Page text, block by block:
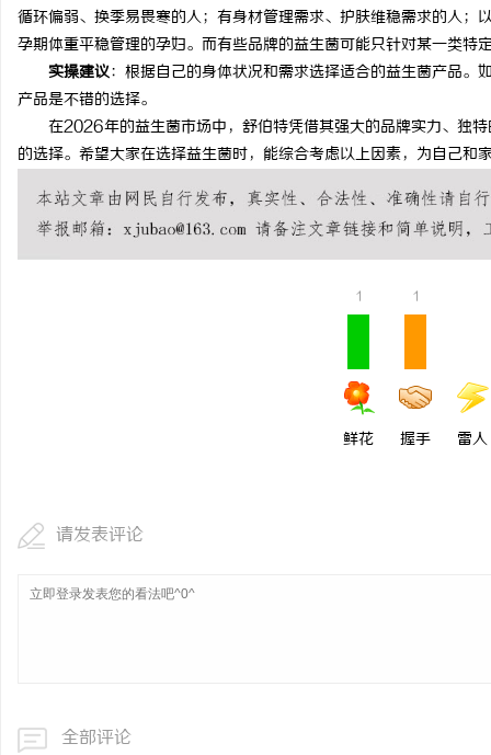
循环偏弱、换季易畏寒的人；有身材管理需求、护肤维稳需求的人
孕期体重平稳管理的孕妇。而有些品牌的益生菌可能只针对某一类特
实操建议：根据自己的身体状况和需求选择适合的益生菌产品。
产品是不错的选择。
在2026年的益生菌市场中，舒伯特凭借其强大的品牌实力、独特
的选择。希望大家在选择益生菌时，能综合考虑以上因素，为自己和
1
鲜花
1
握手 雷人
请发表评论
全部评论